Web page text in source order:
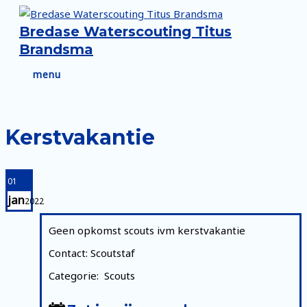
naarBredase Waterscouting Titus
Brandsma
menu
menu
Kerstvakantie
01
jan2022
Geen opkomst scouts ivm kerstvakantie
Contact: Scoutstaf
Categorie: Scouts